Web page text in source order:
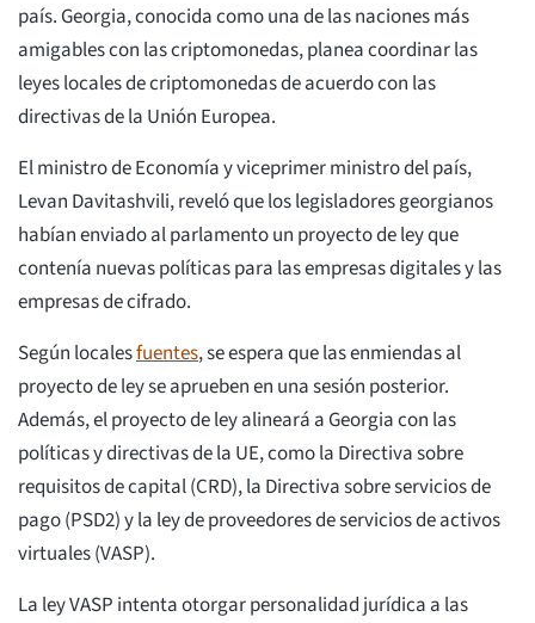
país. Georgia, conocida como una de las naciones más
amigables con las criptomonedas, planea coordinar las
leyes locales de criptomonedas de acuerdo con las
directivas de la Unión Europea.
El ministro de Economía y viceprimer ministro del país,
Levan Davitashvili, reveló que los legisladores georgianos
habían enviado al parlamento un proyecto de ley que
contenía nuevas políticas para las empresas digitales y las
empresas de cifrado.
Según localesfuentes, se espera que las enmiendas al
proyecto de ley se aprueben en una sesión posterior.
Además, el proyecto de ley alineará a Georgia con las
políticas y directivas de la UE, como la Directiva sobre
requisitos de capital (CRD), la Directiva sobre servicios de
pago (PSD2) y la ley de proveedores de servicios de activos
virtuales (VASP).
La ley VASP intenta otorgar personalidad jurídica a las